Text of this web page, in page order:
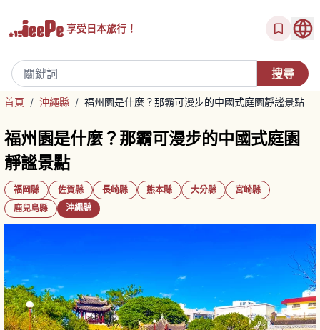
享受日本旅行！
首頁 / 沖繩縣 / 福州園是什麼？那霸可漫步的中國式庭園靜謐景點
福州園是什麼？那霸可漫步的中國式庭園
靜謐景點
福岡縣 佐賀縣 長崎縣 熊本縣 大分縣
宮崎縣
鹿兒島縣
沖繩縣